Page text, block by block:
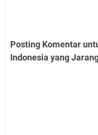
Posting Komentar
Indonesia yang